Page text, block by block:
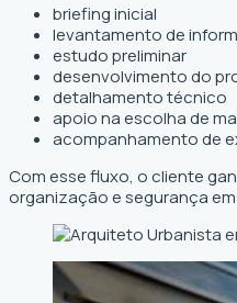
briefing inicial
levantamento de
estudo preliminar
desenvolvimento do
detalhamento técnico
apoio na escolha de
acompanhamento de
Com esse fluxo, o cliente
organização e segurança